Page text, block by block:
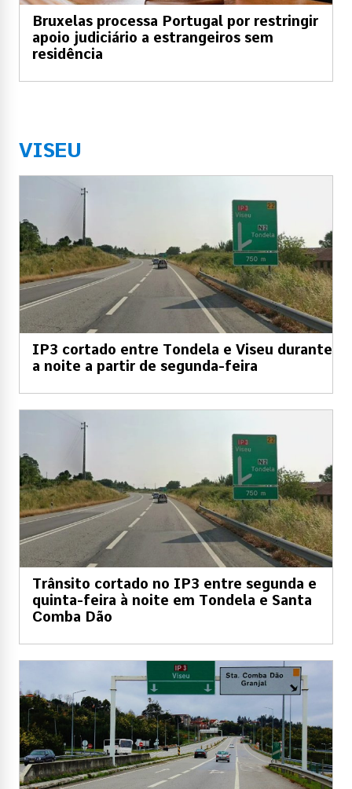
Bruxelas processa Portugal por restringir
apoio judiciário a estrangeiros sem
residência
VISEU
IP3 cortado entre Tondela e Viseu durante
a noite a partir de segunda-feira
Trânsito cortado no IP3 entre segunda e
quinta-feira à noite em Tondela e Santa
Comba Dão